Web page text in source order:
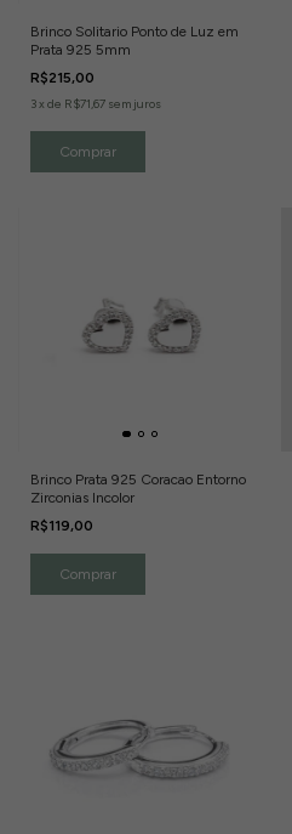
Brinco Solitario Ponto de Luz em
Prata 925 5mm
R$215,00
3x de R$71,67 sem juros
Brinco Prata 925 Coracao Entorno
Zirconias Incolor
R$119,00